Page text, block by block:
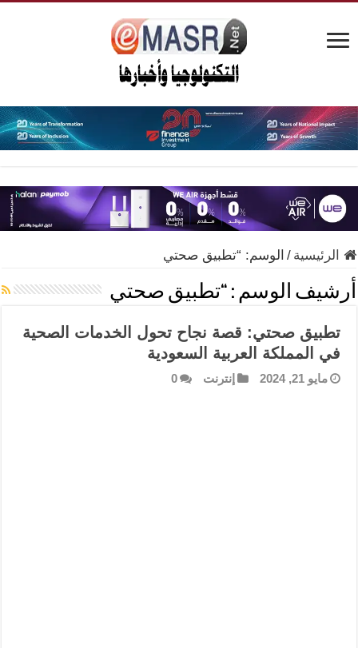
الرئيسية / الوسم: “تطبيق صحتي
أرشيف الوسم : “تطبيق صحتي
تطبيق صحتي: قصة نجاح تحول الخدمات الصحية
في المملكة العربية السعودية
مايو 21, 2024 إنترنت 0